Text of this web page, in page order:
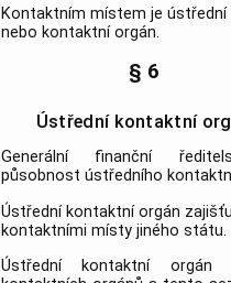
Kontaktním místem je
nebo kontaktní orgán.
§ 6
Ústřední kontaktní
Generální finanční
působnost ústředního
Ústřední kontaktní orgán
kontaktními místy jiného státu.
Ústřední kontaktní orgán